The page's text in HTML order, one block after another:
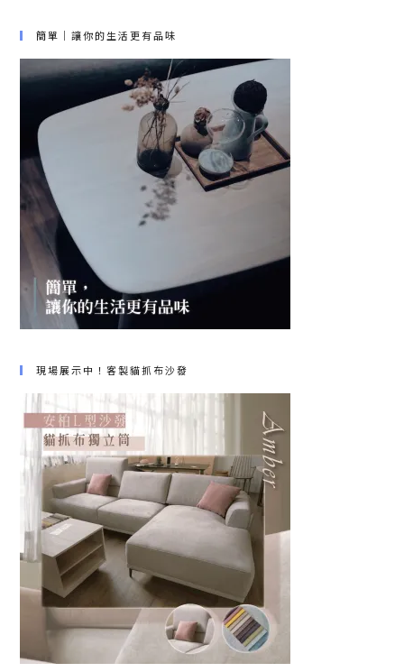
簡單｜讓你的生活更有品味
現場展示中！客製貓抓布沙發